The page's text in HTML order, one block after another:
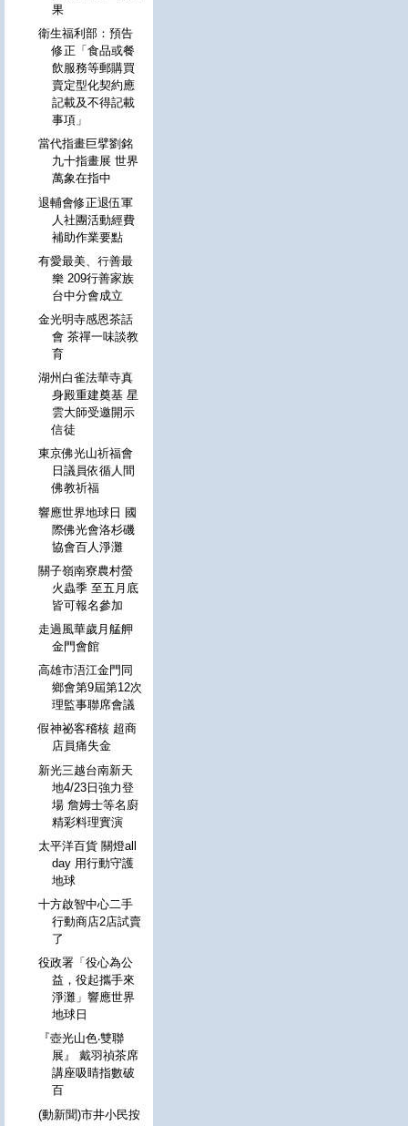
果
衛生福利部：預告
修正「食品或餐
飲服務等郵購買
賣定型化契約應
記載及不得記載
事項」
當代指畫巨擘劉銘
九十指畫展 世界
萬象在指中
退輔會修正退伍軍
人社團活動經費
補助作業要點
有愛最美、行善最
樂 209行善家族
台中分會成立
金光明寺感恩茶話
會 茶禪一味談教
育
湖州白雀法華寺真
身殿重建奠基 星
雲大師受邀開示
信徒
東京佛光山祈福會
日議員依循人間
佛教祈福
響應世界地球日 國
際佛光會洛杉磯
協會百人淨灘
關子嶺南寮農村螢
火蟲季 至五月底
皆可報名參加
走過風華歲月艋舺
金門會館
高雄市浯江金門同
鄉會第9屆第12次
理監事聯席會議
假神祕客稽核 超商
店員痛失金
新光三越台南新天
地4/23日強力登
場 詹姆士等名廚
精彩料理實演
太平洋百貨 關燈all
day 用行動守護
地球
十方啟智中心二手
行動商店2店試賣
了
役政署「役心為公
益，役起攜手來
淨灘」響應世界
地球日
『壺光山色‧雙聯
展』 戴羽禎茶席
講座吸睛指數破
百
(動新聞)市井小民按